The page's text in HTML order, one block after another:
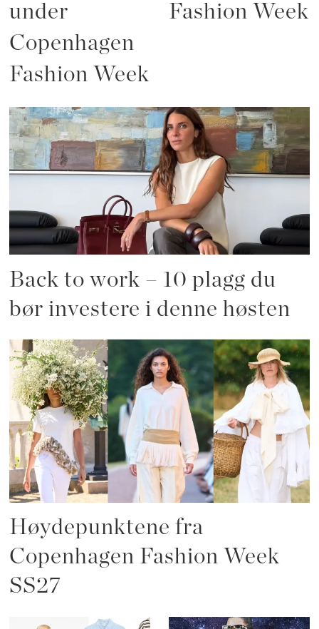
under
Copenhagen
Fashion Week
Fashion Week
Back to work – 10 plagg du
bør investere i denne høsten
Høydepunktene fra
Copenhagen Fashion Week
SS27